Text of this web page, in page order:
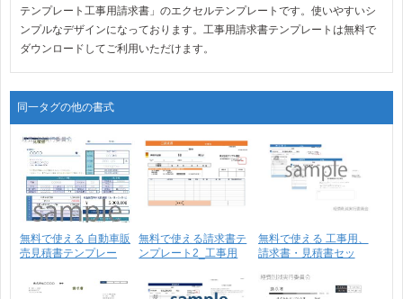
テンプレート工事用請求書」のエクセルテンプレートです。使いやすいシ
ンプルなデザインになっております。工事用請求書テンプレートは無料で
ダウンロードしてご利用いただけます。
同一タグの他の書式
無料で使える 自動車販
売見積書テンプレー
無料で使える請求書テ
ンプレート2_工事用
無料で使える 工事用、
請求書・見積書セッ